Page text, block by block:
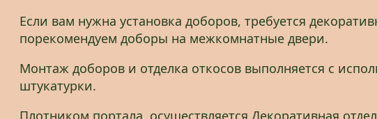
Если вам нужна установка доборов, требуется
порекомендуем доборы на межкомнатные двери.
Монтаж доборов и отделка откосов выполняется с
штукатурки.
Плотником портала, осуществляется Декоративная